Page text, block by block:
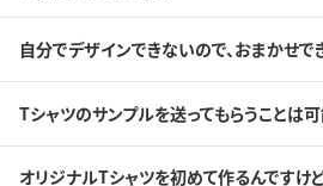
自分でデザインできないので、おまかせで
Tシャツのサンプルを送ってもらうことは
オリジナルTシャツを初めて作るんですけ